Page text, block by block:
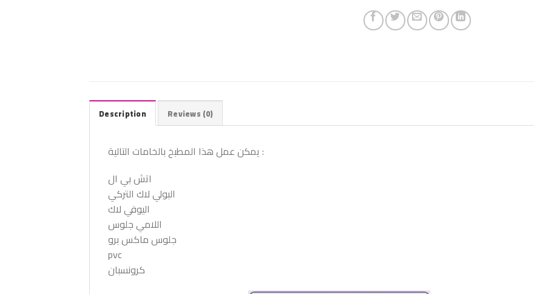
Description Reviews (0)
يمكن عمل هذا المطبخ بالخامات التالية :
اتش بي ال
البولي لاك التركي
اليوفي لاك
اللامي جلوس
جلوس ماكس برو
pvc
كرونسبان